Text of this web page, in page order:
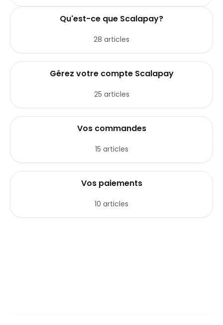
Qu'est-ce que Scalapay?
28 articles
Gérez votre compte Scalapay
25 articles
Vos commandes
15 articles
Vos paiements
10 articles